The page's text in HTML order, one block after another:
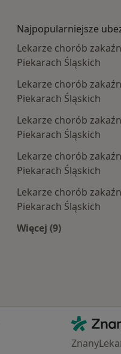
Najpopularniejsze
Lekarze chorób
Piekarach Śląskich
Lekarze chorób
Piekarach Śląskich
Lekarze chorób
Piekarach Śląskich
Lekarze chorób
Piekarach Śląskich
Lekarze chorób
Piekarach Śląskich
Więcej (9)
ZnanyLekarz